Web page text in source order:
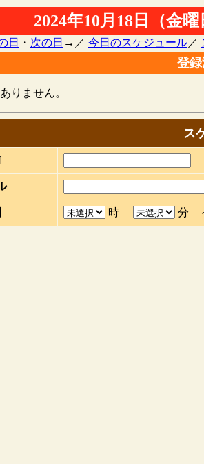
2024年10月18日（
日 ・ 次の日 →／ 今日のスケジュール／
登
りません。
ス
時 分